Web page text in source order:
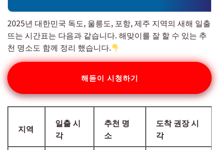
2025년 대한민국 독도, 울릉도, 포항, 제주 지역의 새해 일출
뜨는 시간표는 다음과 같습니다. 해맞이를 잘 할 수 있는 추
천 명소도 함께 정리 했습니다.
해돋이 시청하기
지역
일출 시
각
추천 명
소
도착 권장 시
각